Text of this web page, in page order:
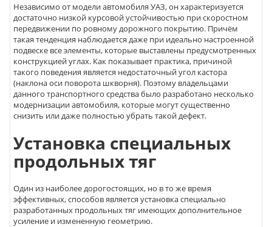
Независимо от модели автомобиля УАЗ, он характеризуется
достаточно низкой курсовой устойчивостью при скоростном
передвижении по ровному дорожного покрытию. Причём
такая тенденция наблюдается даже при идеально настроенной
подвеске все элементы, которые выставлены предусмотренных
конструкцией углах. Как показывает практика, причиной
такого поведения является недостаточный угол кастора
(наклона оси поворота шкворня). Поэтому владельцами
данного транспортного средства было разработано несколько
модернизации автомобиля, которые могут существенно
снизить или даже полностью убрать такой дефект.
Установка специальных
продольных тяг
Один из наиболее дорогостоящих, но в то же время
эффективных, способов является установка специально
разработанных продольных тяг имеющих дополнительное
усиление и измененную геометрию.